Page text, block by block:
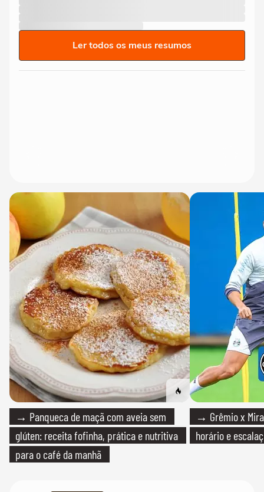
Ler todos os meus resumos
→ Panqueca de maçã com aveia sem
glúten: receita fofinha, prática e nutritiva
para o café da manhã
→ Grêmio x
horário e